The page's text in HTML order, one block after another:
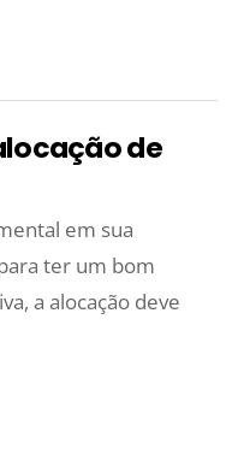
de
em sua
ter um bom
a alocação deve